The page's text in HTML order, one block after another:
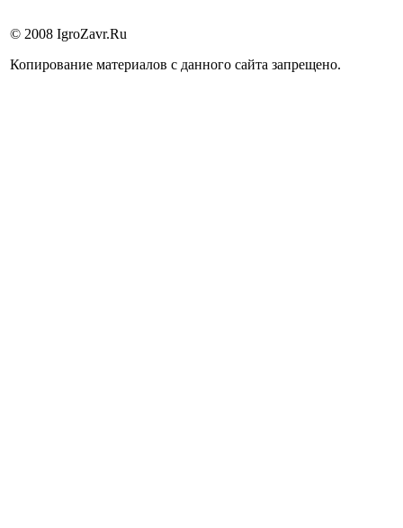
© 2008 IgroZavr.Ru
Копирование материалов с данного сайта запрещено.